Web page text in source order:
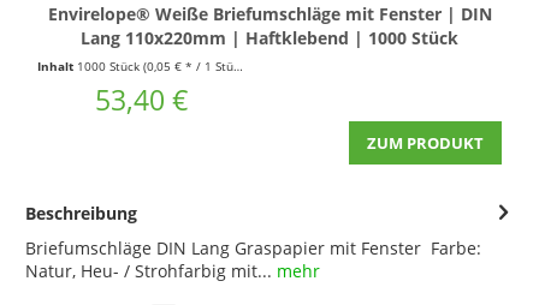
Envirelope® Weiße Briefumschläge mit Fenster | DIN
Lang 110x220mm | Haftklebend | 1000 Stück
Inhalt 1000 Stück (0,05 € * / 1 Stück)
53,40 €
ZUM PRODUKT
Beschreibung
Briefumschläge DIN Lang Graspapier mit Fenster Farbe:
Natur, Heu- / Strohfarbig mit... mehr